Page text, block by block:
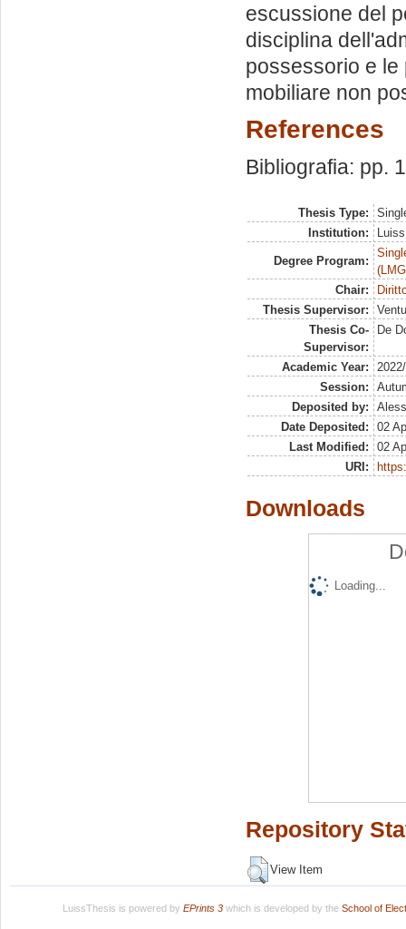
escussione del
disciplina
possessorio e
mobiliare non
References
Bibliografia: pp.
Thesis Type:
Institution:
Degree Program:
Chair:
Thesis Supervisor:
Thesis Co-
Supervisor:
De
Academic Year:
Session:
Deposited by:
Date Deposited:
02
Last Modified:
02
URI:
Downloads
Loading...
Repository
View Item
LuissThesis is powered by EPrints 3which is developed by the School of